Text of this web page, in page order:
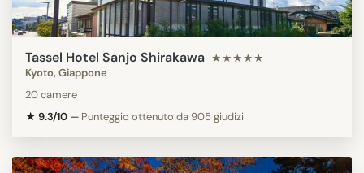
Tassel Hotel Sanjo Shirakawa ★★★★★
Kyoto, Giappone
20 camere
★ 9.3/10 — Punteggio ottenuto da 905 giudizi